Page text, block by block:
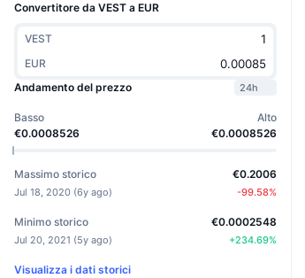
Convertitore da VEST a EUR
VEST
EUR
Andamento del prezzo
24h
Basso
€0.0008526
Alto
€0.0008526
Massimo storico
Jul 18, 2020 (6y ago)
€0.2006
-99.58%
Minimo storico
Jul 20, 2021 (5y ago)
€0.0002548
+234.69%
Visualizza i dati storici